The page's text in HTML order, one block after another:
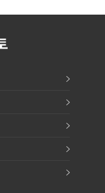
글로벌 확장 가속